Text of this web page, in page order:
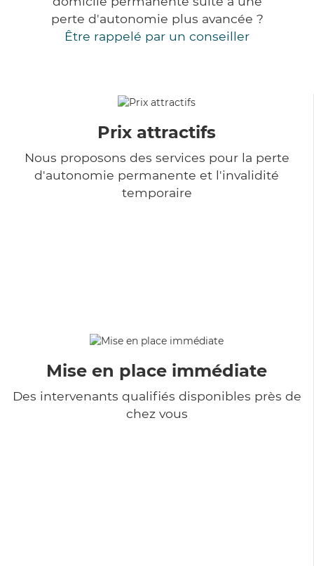
perte d'autonomie plus avancée ?
Être rappelé par un conseiller
Prix attractifs
Nous proposons des services pour la perte
d'autonomie permanente et l'invalidité
temporaire
Mise en place immédiate
Des intervenants qualifiés disponibles près de
chez vous